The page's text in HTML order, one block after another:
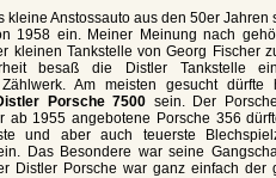
kleine Anstossauto aus den 50er Jahren
1958 ein. Meiner Meinung nach
kleinen Tankstelle von Georg Fischer
besaß die Distler Tankstelle
Am meisten gesucht dürfte
Porsche 7500 sein. Der
ab 1955 angebotene Porsche 356
und aber auch teuerste
Das Besondere war seine
Distler Porsche war ganz einfach der